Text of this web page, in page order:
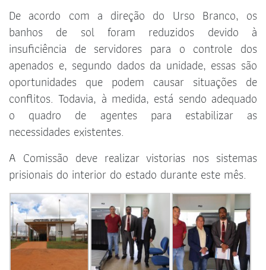
De acordo com a direção do Urso Branco, os
banhos de sol foram reduzidos devido à
insuficiência de servidores para o controle dos
apenados e, segundo dados da unidade, essas são
oportunidades que podem causar situações de
conflitos. Todavia, à medida, está sendo adequado
o quadro de agentes para estabilizar as
necessidades existentes.
A Comissão deve realizar vistorias nos sistemas
prisionais do interior do estado durante este mês.